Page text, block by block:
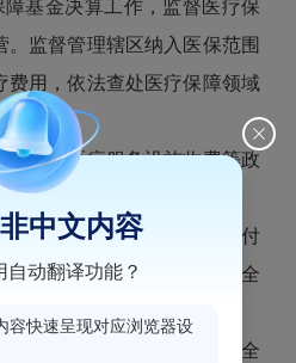
基金决算工作，监督医疗保
。监督管理辖区纳入医保范围
费用，依法查处医疗保障领域
目、医疗服务设施收费等政
会医药服务价格形成机制。
障定点医药机构协议和支付
定点医药机构管理；建立健全
息披露制度。
理和费用结算政策，执行全
中文内容
自动翻译功能？
容快速呈现对应浏览器设